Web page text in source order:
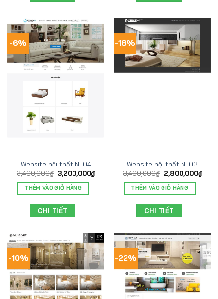
-6%
Website nội thất NT04
3,400,000₫ 3,200,000₫
THÊM VÀO GIỎ HÀNG
CHI TIẾT
-18%
Website nội thất NT03
3,400,000₫ 2,800,000₫
THÊM VÀO GIỎ HÀNG
CHI TIẾT
-10% -22%